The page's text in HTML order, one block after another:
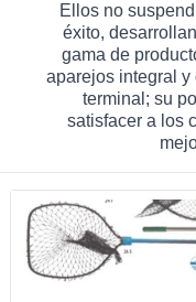
Ellos no
éxito,
gama de
aparejos integral
terminal; su
satisfacer a los